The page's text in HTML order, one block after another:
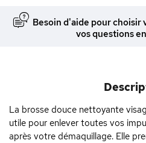
Besoin d'aide pour choisir
vos questions
La brosse douce nettoyante
utile pour enlever toutes vos
après votre démaquillage. Elle